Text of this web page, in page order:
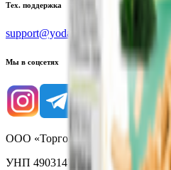
Тех. поддержка
support@yoda.by
Мы в соцсетях
ООО «Торговая сеть «Продмир»
УНП 490314725